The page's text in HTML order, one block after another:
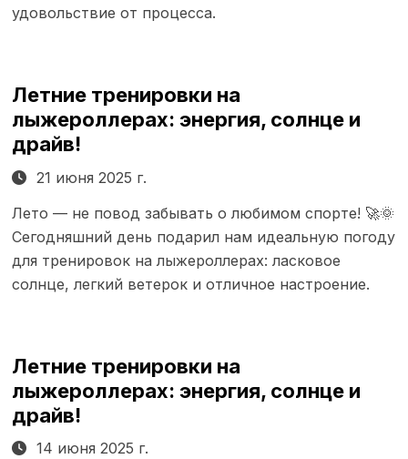
удовольствие от процесса.
Летние тренировки на
лыжероллерах: энергия, солнце и
драйв!
21 июня 2025 г.
Лето — не повод забывать о любимом спорте! 🚀🌞
Сегодняшний день подарил нам идеальную погоду
для тренировок на лыжероллерах: ласковое
солнце, легкий ветерок и отличное настроение.
Летние тренировки на
лыжероллерах: энергия, солнце и
драйв!
14 июня 2025 г.